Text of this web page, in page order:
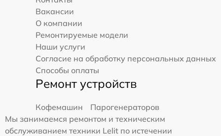
Вакансии
О компании
Ремонтируемые модели
Наши услуги
Согласие на обработку персональных данных
Способы оплаты
Ремонт устройств
Кофемашин
Парогенераторов
Мы занимаемся ремонтом и техническим
обслуживанием техники Lelit по истечении